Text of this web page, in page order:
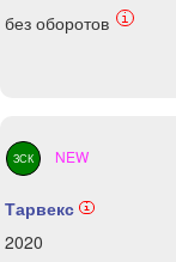
без оборотов
i
ЗСК NEW
Тарвекс i
2020